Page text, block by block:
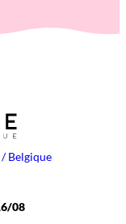
Belgique
08